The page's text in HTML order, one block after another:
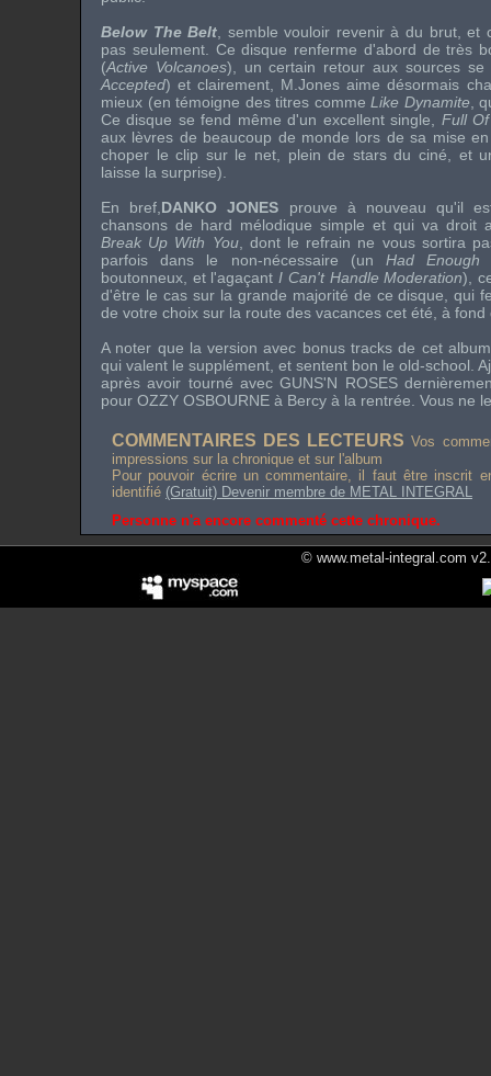
Below The Belt , semble vouloir revenir à du brut,
pas seulement. Ce disque renferme d'abord de très
(Active Volcanoes), un certain retour aux sources
Accepted) et clairement, M.Jones aime désormais
mieux (en témoigne des titres comme Like Dynamite ,
Ce disque se fend même d'un excellent single,
Full
aux lèvres de beaucoup de monde lors de sa mise
choper le clip sur le net, plein de stars du ciné, et
laisse la surprise).
En bref, DANKO JONES prouve à nouveau qu'il
chansons de hard mélodique simple et qui va droit
Break Up With You, dont le refrain ne vous sortira
parfois dans le non-nécessaire (un Had Enough
boutonneux, et l'agaçant I Can't Handle Moderation),
d'être le cas sur la grande majorité de ce disque, qui
de votre choix sur la route des vacances cet été, à fond
A noter que la version avec bonus tracks de cet
qui valent le supplément, et sentent bon le old-school.
après avoir tourné avec GUNS'N ROSES
pour OZZY OSBOURNE à Bercy à la rentrée. Vous ne
COMMENTAIRES DES LECTEURS Vos
impressions sur la chronique et sur l'album
Pour pouvoir écrire un commentaire, il faut être inscrit
identifié (Gratuit) Devenir membre de METAL INTEGRAL
Personne n'a encore commenté cette chronique.
© www.metal-integral.com